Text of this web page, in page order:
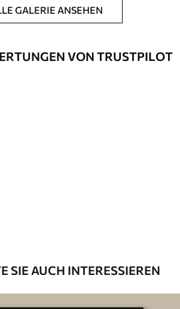
GALERIE ANSEHEN
VON TRUSTPILOT
SIE AUCH INTERESSIEREN